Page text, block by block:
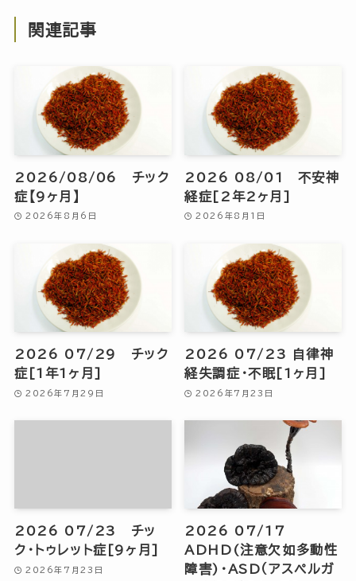
関連記事
2026/08/06 チック
症【9ヶ月】
2026年8月6日
2026 08/01 不安神
経症[2年2ヶ月]
2026年8月1日
2026 07/29 チック
症[1年1ヶ月]
2026年7月29日
2026 07/23 自律神
経失調症・不眠[1ヶ月]
2026年7月23日
2026 07/23 チッ
ク・トゥレット症[9ヶ月]
2026年7月23日
2026 07/17
ADHD(注意欠如多動性
障害)・ASD（アスペルガ